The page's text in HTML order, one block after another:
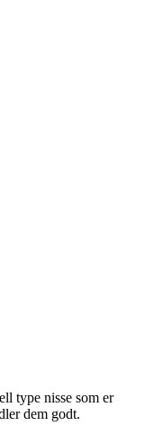
type nisse som er
dem godt.